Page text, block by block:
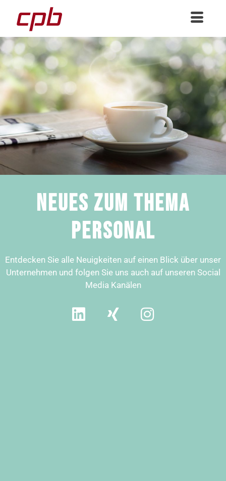
Neues Zum Thema
Personal
Entdecken Sie alle Neuigkeiten auf einen Blick über unser
Unternehmen und folgen Sie uns auch auf unseren Social
Media Kanälen